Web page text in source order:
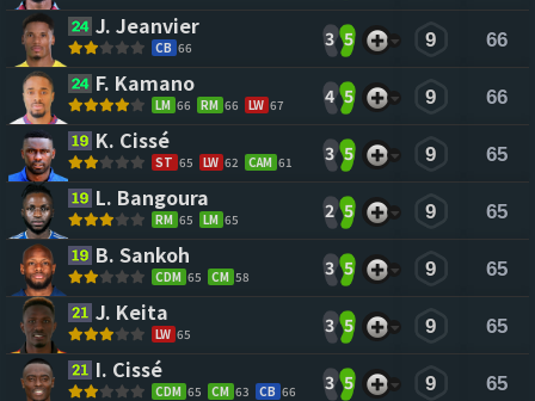
J. Jeanvier
CB 66 3 5 9 66
F. Kamano
LM 66 RM 66 LW 67 4 5 9 66
K. Cissé
ST 65 LW 62 CAM 61 3 5 9 65
L. Bangoura
RM 65 LM 65 2 5 9 65
B. Sankoh
CDM 65 CM 58 3 5 9 65
J. Keita
LW 65 3 5 9 65
I. Cissé
CDM 65 CM 63 CB 66 3 5 9 65